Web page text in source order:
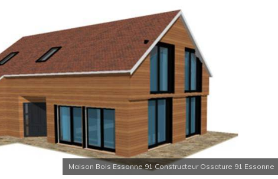
Maison Bois Essonne 91 Constructeur Ossature 91 Essonne